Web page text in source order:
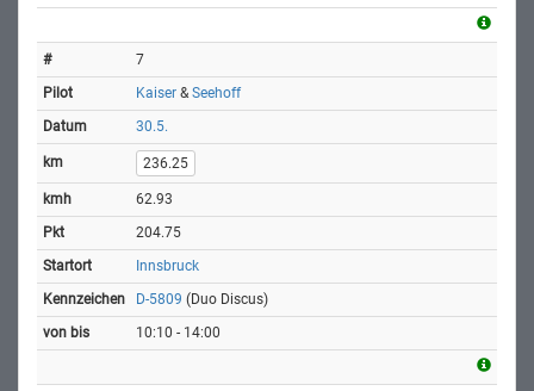
7
Kaiser & Seehoff
30.5.
236.25
62.93
204.75
Innsbruck
D-5809 (Duo Discus)
10:10 - 14:00